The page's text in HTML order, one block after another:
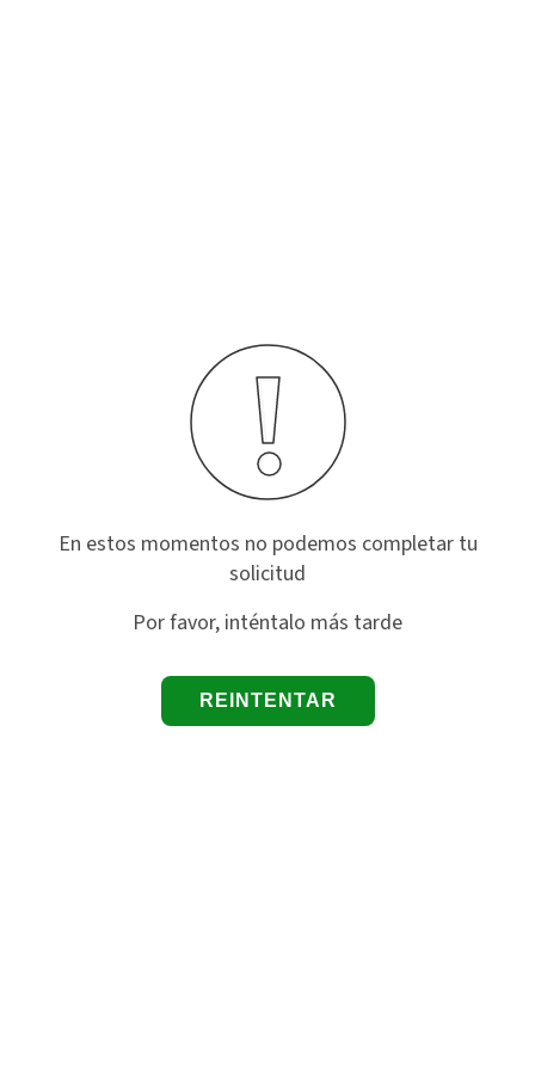
En estos momentos no podemos completar tu
solicitud
Por favor, inténtalo más tarde
REINTENTAR